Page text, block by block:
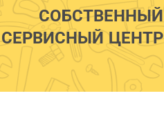
СОБСТВЕННЫЙ
СЕРВИСНЫЙ ЦЕНТР